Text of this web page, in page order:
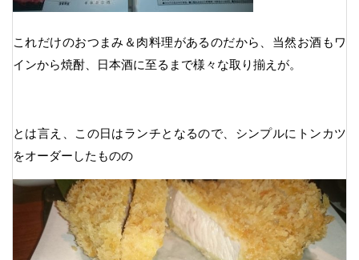
これだけのおつまみ＆肉料理があるのだから、当然お酒もワ
インから焼酎、日本酒に至るまで様々な取り揃えが。
とは言え、この日はランチとなるので、シンプルにトンカツ
をオーダーしたものの